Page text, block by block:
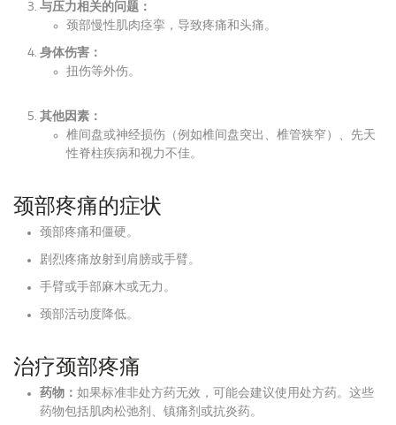
与压力相关的问题：
颈部慢性肌肉痉挛，导致疼痛和头痛。
身体伤害：
扭伤等外伤。
其他因素：
椎间盘或神经损伤（例如椎间盘突出、椎管狭窄）、先天
性脊柱疾病和视力不佳。
颈部疼痛的症状
颈部疼痛和僵硬。
剧烈疼痛放射到肩膀或手臂。
手臂或手部麻木或无力。
颈部活动度降低。
治疗颈部疼痛
药物： 如果标准非处方药无效，可能会建议使用处方药。这些
药物包括肌肉松弛剂、镇痛剂或抗炎药。